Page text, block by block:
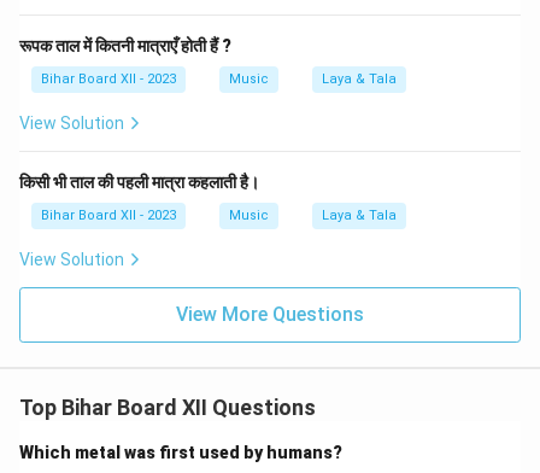
रूपक ताल में कितनी मात्राएँ होती हैं ?
Bihar Board XII - 2023 Music Laya & Tala
View Solution
किसी भी ताल की पहली मात्रा कहलाती है।
Bihar Board XII - 2023 Music Laya & Tala
View Solution
View More Questions
Top Bihar Board XII Questions
Which metal was first used by humans?